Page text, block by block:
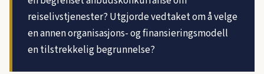
reiselivstjenester? Utgjorde vedtaket om å velge
en annen organisasjons- og finansieringsmodell
en tilstrekkelig begrunnelse?